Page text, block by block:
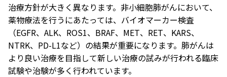
治療方針が大きく異なります。非小細胞肺がんにおいて、
薬物療法を行うにあたっては、バイオマーカー検査
（EGFR、ALK、ROS1、BRAF、MET、RET、KARS、
NTRK、PD-L1など）の結果が重要になります。肺がんは
より良い治療を目指して新しい治療の試みが行われる臨床
試験や治験が多く行われています。